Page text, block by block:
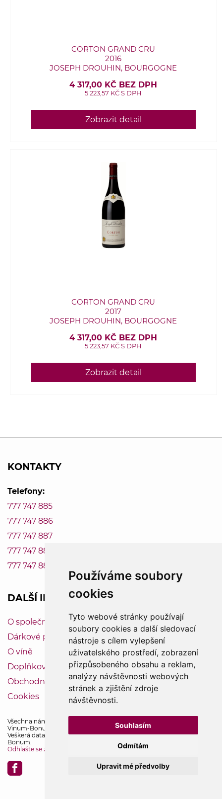
Používáme soubory
cookies
Tyto webové stránky používají
soubory cookies a další sledovací
nástroje s cílem vylepšení
uživatelského prostředí, zobrazení
přizpůsobeného obsahu a reklam,
analýzy návštěvnosti webových
stránek a zjištění zdroje
návštěvnosti.
Souhlasím
Odmítám
Upravit mé předvolby
CORTON GRAND CRU
2016
JOSEPH DROUHIN, BOURGOGNE
4 317,00 KČ BEZ DPH
5 223,57 KČ S DPH
Zobrazit detail
CORTON GRAND CRU
2017
JOSEPH DROUHIN, BOURGOGNE
4 317,00 KČ BEZ DPH
5 223,57 KČ S DPH
Zobrazit detail
KONTAKTY
Telefony:
777 747 885
777 747 886
777 747 887
777 747 888
777 747 889
DALŠÍ INFORMACE
O společnosti Vinum-Bonum
Dárkové poukazy
O víně
Doplňkový servis
Obchodní podmínky
Cookies
Všechna námi prodávaná vína obsahují oxid siřičitý.
Vinum-Bonum — specialista na moravská a francouzská vína.
Veškerá data, texty a grafika jsou majetkem společnosti Vinum-
Bonum.
Odhlašte se z odběru novinek